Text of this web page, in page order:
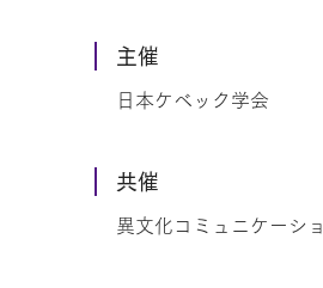
主催
日本ケベック学会
共催
異文化コミュニケーシ